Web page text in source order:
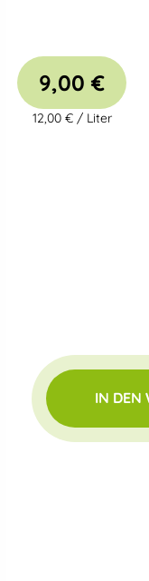
9,00 €
12,00 €/ Liter
IN DEN